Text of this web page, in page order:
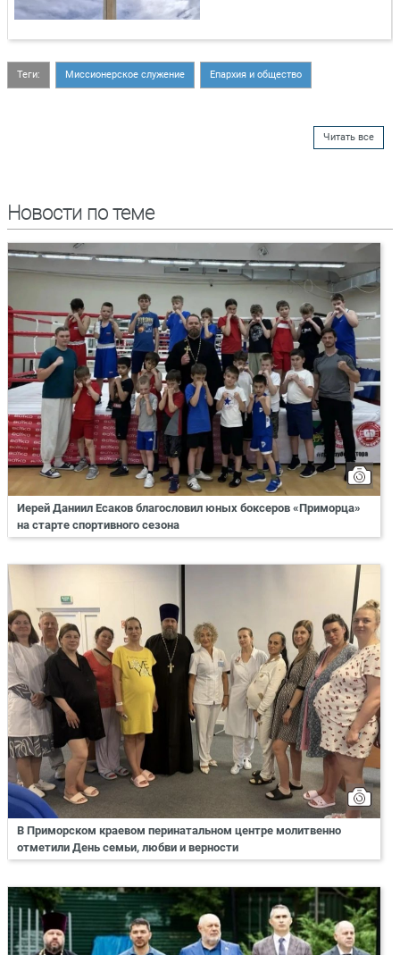
Теги: Миссионерское служение Епархия и общество
Читать все
Новости по теме
Иерей Даниил Есаков благословил юных боксеров «Приморца»
на старте спортивного сезона
В Приморском краевом перинатальном центре молитвенно
отметили День семьи, любви и верности